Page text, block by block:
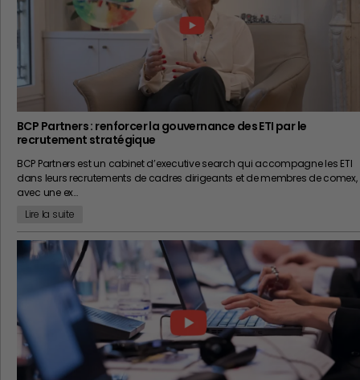
BCP Partners : renforcer la gouvernance des ETI par le
recrutement stratégique
BCP Partners est un cabinet d’executive search qui accompagne les ETI
dans leurs recrutements de cadres dirigeants et de membres de comex,
avec une ex…
Lire la suite